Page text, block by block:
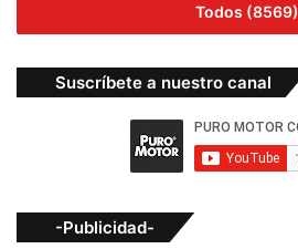
Todos (8569)
Suscríbete a nuestro canal
-Publicidad-